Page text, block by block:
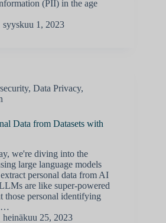
(PII) in the age
syyskuu 1, 2023
, Data Privacy,
Data from Datasets with
we're diving into the
large language models
personal data from AI
are like super-powered
those personal identifying
heinäkuu 25, 2023